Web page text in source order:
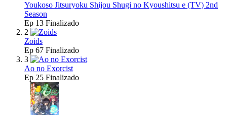
Youkoso Jitsuryoku Shijou Shugi no Kyoushitsu e (TV) 2nd
Season
Ep 13 Finalizado
2
Zoids
Ep 67 Finalizado
3
Ao no Exorcist
Ep 25 Finalizado